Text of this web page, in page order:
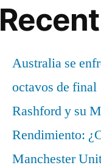
Australia se
octavos de final
Rashford y su
Rendimiento:
Manchester